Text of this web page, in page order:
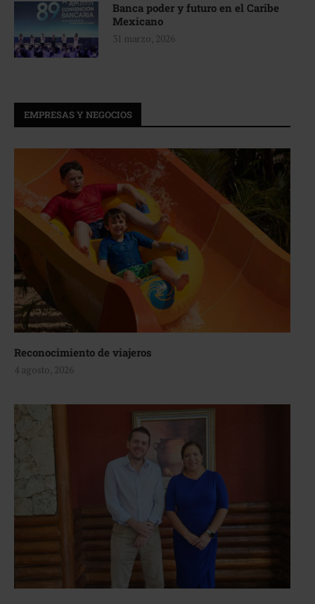
Banca poder y futuro en el Caribe
Mexicano
31 marzo, 2026
EMPRESAS Y NEGOCIOS
Reconocimiento de viajeros
4 agosto, 2026